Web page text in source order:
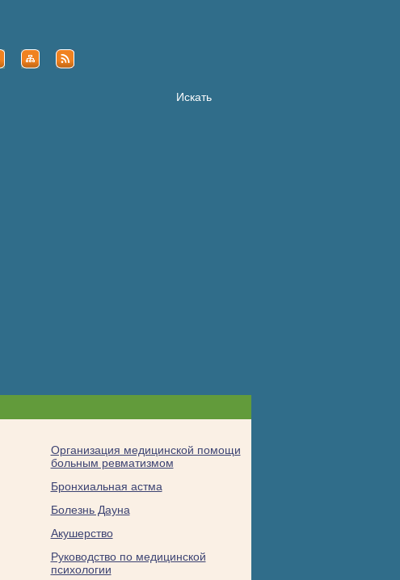
Организация медицинской помощи
больным ревматизмом
Бронхиальная астма
Болезнь Дауна
Акушерство
Руководство по медицинской
психологии